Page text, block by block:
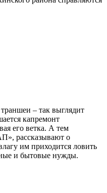
– так выглядит
капремонт
его ветка. А тем
рассказывают о
им приходится ловить
и бытовые нужды.